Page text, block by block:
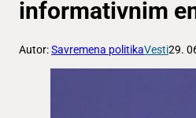
informativnim
Autor:Savremena politikaVesti29.